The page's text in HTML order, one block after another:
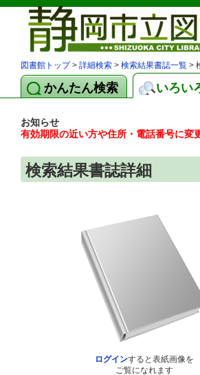
図書館トップ> 詳細検索 > 検索結果書誌一覧 >
かんたん検索 いろい
お知らせ
有効期限の近い方や住所・電話番号に変
検索結果書誌詳細
ログインすると表紙画像を
ご覧になれます